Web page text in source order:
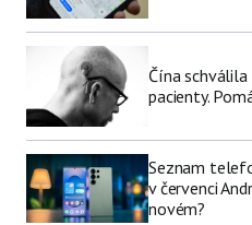
Čína
pacienty.
Seznam
v červenci
novém?